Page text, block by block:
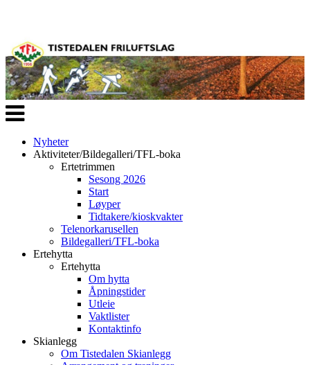
Veksle
navigasjon
Nyheter
Aktiviteter/Bildegalleri/TFL-boka
Ertetrimmen
Sesong 2026
Start
Løyper
Tidtakere/kioskvakter
Telenorkarusellen
Bildegalleri/TFL-boka
Ertehytta
Ertehytta
Om hytta
Åpningstider
Utleie
Vaktlister
Kontaktinfo
Skianlegg
Om Tistedalen Skianlegg